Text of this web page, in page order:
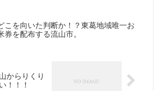
こを向いた判断か！？東葛地域唯一お
券を配布する流山市。
からりくり
！！！